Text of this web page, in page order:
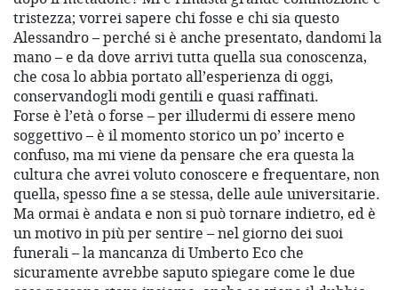
tristezza; vorrei sapere chi fosse e chi sia questo
Alessandro – perché si è anche presentato, dandomi la
mano – e da dove arrivi tutta quella sua conoscenza,
che cosa lo abbia portato all’esperienza di oggi,
conservandogli modi gentili e quasi raffinati.
Forse è l’età o forse – per illudermi di essere meno
soggettivo – è il momento storico un po’ incerto e
confuso, ma mi viene da pensare che era questa la
cultura che avrei voluto conoscere e frequentare, non
quella, spesso fine a se stessa, delle aule universitarie.
Ma ormai è andata e non si può tornare indietro, ed è
un motivo in più per sentire – nel giorno dei suoi
funerali – la mancanza di Umberto Eco che
sicuramente avrebbe saputo spiegare come le due